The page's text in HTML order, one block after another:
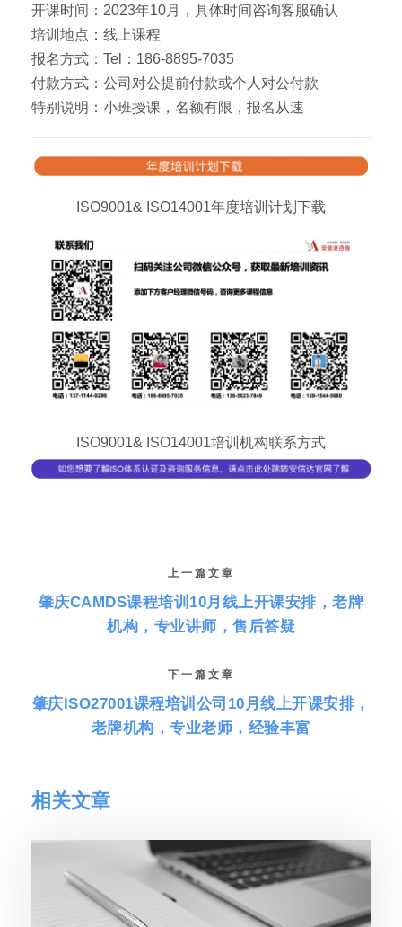
开课时间：2023年10月，具体时间咨询客服确认
培训地点：线上课程
报名方式：Tel：186-8895-7035
付款方式：公司对公提前付款或个人对公付款
特别说明：小班授课，名额有限，报名从速
ISO9001& ISO14001年度培训计划下载
ISO9001& ISO14001培训机构联系方式
上一篇文章
肇庆CAMDS课程培训10月线上开课安排，老牌
机构，专业讲师，售后答疑
下一篇文章
肇庆ISO27001课程培训公司10月线上开课安排，
老牌机构，专业老师，经验丰富
相关文章